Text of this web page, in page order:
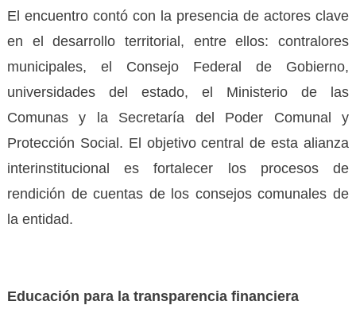
El encuentro contó con la presencia de actores clave
en el desarrollo territorial, entre ellos: contralores
municipales, el Consejo Federal de Gobierno,
universidades del estado, el Ministerio de las
Comunas y la Secretaría del Poder Comunal y
Protección Social. El objetivo central de esta alianza
interinstitucional es fortalecer los procesos de
rendición de cuentas de los consejos comunales de
la entidad.
Educación para la transparencia financiera